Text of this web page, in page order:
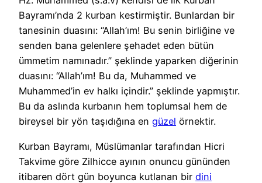
Bayramı’nda 2 kurban kestirmiştir. Bunlardan bir
tanesinin duasını: “Allah’ım! Bu senin birliğine ve
senden bana gelenlere şehadet eden bütün
ümmetim namınadır.” şeklinde yaparken diğerinin
duasını: “Allah’ım! Bu da, Muhammed ve
Muhammed’in ev halkı içindir.” şeklinde yapmıştır.
Bu da aslında kurbanın hem toplumsal hem de
bireysel bir yön taşıdığına en güzel örnektir.
Kurban Bayramı, Müslümanlar tarafından Hicri
Takvime göre Zilhicce ayının onuncu gününden
itibaren dört gün boyunca kutlanan bir dini